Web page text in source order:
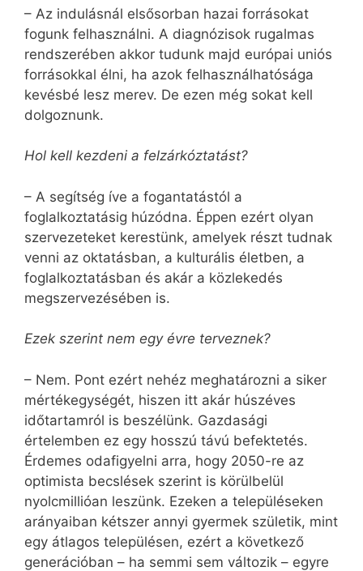
– Az indulásnál elsősorban hazai forrásokat
fogunk felhasználni. A diagnózisok rugalmas
rendszerében akkor tudunk majd európai uniós
forrásokkal élni, ha azok felhasználhatósága
kevésbé lesz merev. De ezen még sokat kell
dolgoznunk.
Hol kell kezdeni a felzárkóztatást?
– A segítség íve a fogantatástól a
foglalkoztatásig húzódna. Éppen ezért olyan
szervezeteket kerestünk, amelyek részt tudnak
venni az oktatásban, a kulturális életben, a
foglalkoztatásban és akár a közlekedés
megszervezésében is.
Ezek szerint nem egy évre terveznek?
– Nem. Pont ezért nehéz meghatározni a siker
mértékegységét, hiszen itt akár húszéves
időtartamról is beszélünk. Gazdasági
értelemben ez egy hosszú távú befektetés.
Érdemes odafigyelni arra, hogy 2050-re az
optimista becslések szerint is körülbelül
nyolcmillióan leszünk. Ezeken a településeken
arányaiban kétszer annyi gyermek születik, mint
egy átlagos településen, ezért a következő
generációban – ha semmi sem változik – egyre